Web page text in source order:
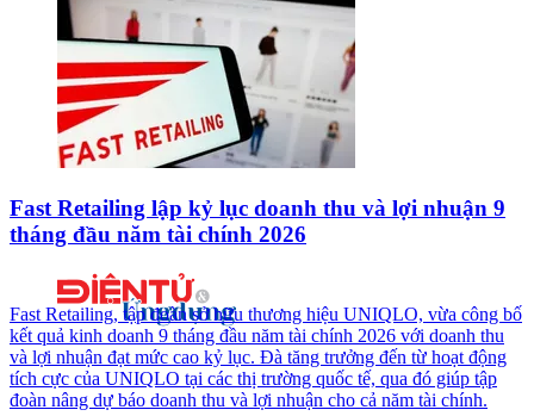
Fast Retailing lập kỷ lục doanh thu và lợi nhuận 9
tháng đầu năm tài chính 2026
Fast Retailing, tập đoàn sở hữu thương hiệu UNIQLO, vừa công bố
kết quả kinh doanh 9 tháng đầu năm tài chính 2026 với doanh thu
và lợi nhuận đạt mức cao kỷ lục. Đà tăng trưởng đến từ hoạt động
tích cực của UNIQLO tại các thị trường quốc tế, qua đó giúp tập
đoàn nâng dự báo doanh thu và lợi nhuận cho cả năm tài chính.